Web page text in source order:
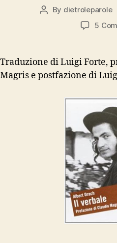
Post
By dietroleparole
5
Traduzione di Luigi Forte,
Magris e postfazione di